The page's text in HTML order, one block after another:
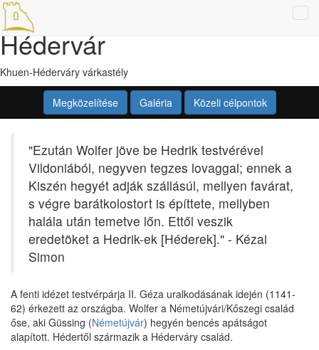
Hédervár
Khuen-Héderváry várkastély
Megközelítése Galéria Közeli célpontok
"Ezután Wolfer jöve be Hedrik testvérével
Vildoniából, negyven tegzes lovaggal; ennek a
Kiszén hegyét adják szállásúl, mellyen favárat,
s végre barátkolostort is építtete, mellyben
halála után temetve lőn. Ettől veszik
eredetöket a Hedrik-ek [Héderek]." - Kézai
Simon
A fenti idézet testvérpárja II. Géza uralkodásának idején (1141-
62) érkezett az országba. Wolfer a Németújvári/Kőszegi család
őse, aki Güssing (Németújvár) hegyén bencés apátságot
alapított. Hédertől származik a Héderváry család.